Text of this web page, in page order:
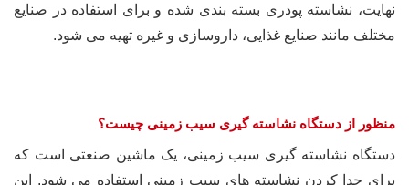
نهایت، نشاسته پودری بسته بندی شده و برای استفاده در صنایع
مختلف مانند صنایع غذایی، داروسازی و غیره تهیه می شود.
منظور از دستگاه نشاسته گیری سیب زمینی چیست؟
دستگاه نشاسته گیری سیب زمینی، یک ماشین صنعتی است که
برای جدا کردن نشاسته های سیب زمینی استفاده می شود. این